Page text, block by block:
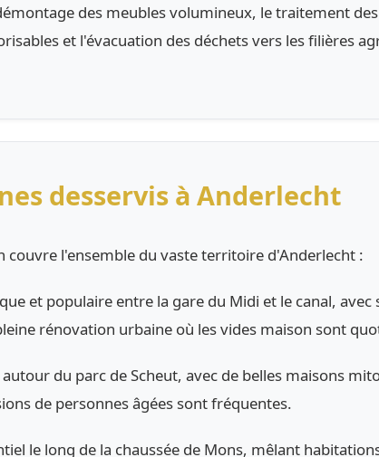
des meubles volumineux, le traitement
et l'évacuation des déchets vers les filières
desservis à Anderlecht
couvre l'ensemble du vaste territoire d'Anderlecht :
et populaire entre la gare du Midi et le canal, avec
rénovation urbaine où les vides maison sont
du parc de Scheut, avec de belles maisons
de personnes âgées sont fréquentes.
le long de la chaussée de Mons, mêlant